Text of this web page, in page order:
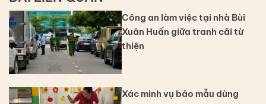
Công an làm việc tại nhà Bùi
Xuân Huấn giữa tranh cãi từ
thiện
Xác minh vụ bảo mẫu dùng